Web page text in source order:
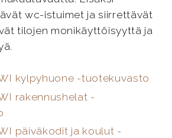
wc-istuimet ja siirrettävät
tilojen monikäyttöisyyttä ja
kylpyhuone -tuotekuvasto
rakennushelat -
päiväkodit ja koulut -